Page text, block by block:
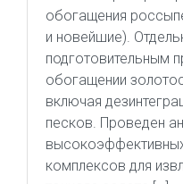
обогащения
и новейшие).
подготовительным
обогащении
включая
песков. Проведен
комплексов для